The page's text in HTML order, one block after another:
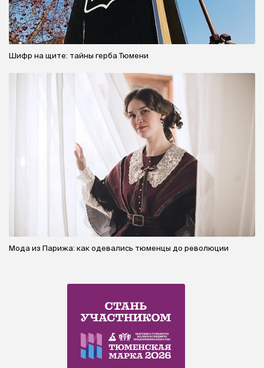
Шифр на щите: тайны герба Тюмени
Мода из Парижа: как одевались тюменцы до революции